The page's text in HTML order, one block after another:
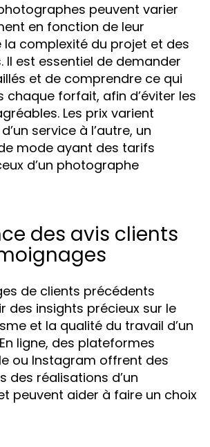
peuvent varier
en fonction de leur
la complexité du projet et des
Il est essentiel de demander
et de comprendre ce qui
chaque forfait, afin d’éviter les
Les prix varient
service à l’autre, un
mode ayant des tarifs
d’un photographe
des avis clients
de clients précédents
des insights précieux sur le
et la qualité du travail d’un
ligne, des plateformes
ou Instagram offrent des
des réalisations d’un
peuvent aider à faire un choix